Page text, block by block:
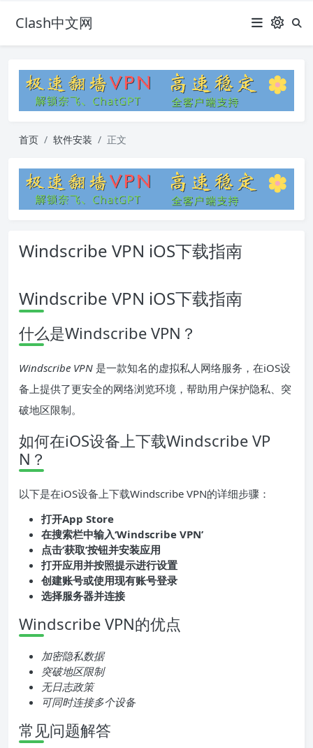
Clash中文网
首页 软件安装 正文
Windscribe VPN iOS下载指南
Windscribe VPN iOS下载指南
什么是Windscribe VPN？
Windscribe VPN 是一款知名的虚拟私人网络服务，在iOS设
备上提供了更安全的网络浏览环境，帮助用户保护隐私、突
破地区限制。
如何在iOS设备上下载Windscribe VP
N？
以下是在iOS设备上下载Windscribe VPN的详细步骤：
打开App Store
在搜索栏中输入‘Windscribe VPN’
点击‘获取’按钮并安装应用
打开应用并按照提示进行设置
创建账号或使用现有账号登录
选择服务器并连接
Windscribe VPN的优点
加密隐私数据
突破地区限制
无日志政策
可同时连接多个设备
常见问题解答